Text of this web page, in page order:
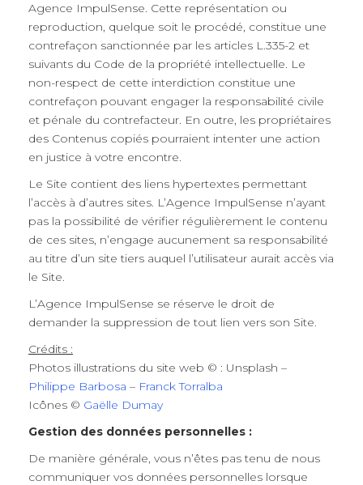
Agence ImpulSense. Cette représentation ou
reproduction, quelque soit le procédé, constitue une
contrefaçon sanctionnée par les articles L.335-2 et
suivants du Code de la propriété intellectuelle. Le
non-respect de cette interdiction constitue une
contrefaçon pouvant engager la responsabilité civile
et pénale du contrefacteur. En outre, les propriétaires
des Contenus copiés pourraient intenter une action
en justice à votre encontre.
Le Site contient des liens hypertextes permettant
l’accès à d’autres sites. L’Agence ImpulSense n’ayant
pas la possibilité de vérifier régulièrement le contenu
de ces sites, n’engage aucunement sa responsabilité
au titre d’un site tiers auquel l’utilisateur aurait accès via
le Site.
L’Agence ImpulSense se réserve le droit de
demander la suppression de tout lien vers son Site.
Crédits :
Photos illustrations du site web © : Unsplash –
Philippe Barbosa – Franck Torralba
Icônes © Gaëlle Dumay
Gestion des données personnelles :
De manière générale, vous n’êtes pas tenu de nous
communiquer vos données personnelles lorsque